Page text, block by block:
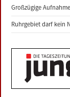
Großzügige
Ruhrgebiet darf kein